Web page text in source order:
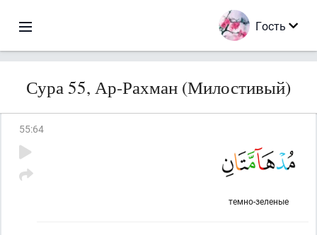
Гость
Сура 55, Ар-Рахман (Милостивый)
55:64
темно-зеленые